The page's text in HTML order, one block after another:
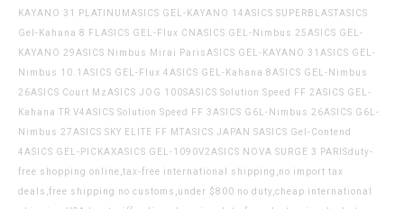
KAYANO 31 PLATINUMASICS GEL-KAYANO 14ASICS SUPERBLASTASICS
Gel-Kahana 8 FLASICS GEL-Flux CNASICS GEL-Nimbus 25ASICS GEL-
KAYANO 29ASICS Nimbus Mirai ParisASICS GEL-KAYANO 31ASICS GEL-
Nimbus 10.1ASICS GEL-Flux 4ASICS GEL-Kahana 8ASICS GEL-Nimbus
26ASICS Court MzASICS JOG 100SASICS Solution Speed FF 2ASICS GEL-
Kahana TR V4ASICS Solution Speed FF 3ASICS G6L-Nimbus 26ASICS G6L-
Nimbus 27ASICS SKY ELITE FF MTASICS JAPAN SASICS Gel-Contend
4ASICS GEL-PICKAXASICS GEL-1090V2ASICS NOVA SURGE 3 PARISduty-
free shopping online,tax-free international shipping,no import tax
deals,free shipping no customs,under $800 no duty,cheap international